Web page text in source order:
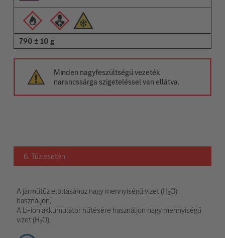
790 ± 10 g
Minden nagyfeszültségű vezeték
narancssárga szigeteléssel van ellátva.
6. Tűz esetén
A járműtűz eloltásához nagy mennyiségű vizet (H₂O)
használjon.
A Li-ion akkumulátor hűtésére használjon nagy mennyiségű
vizet (H₂O).